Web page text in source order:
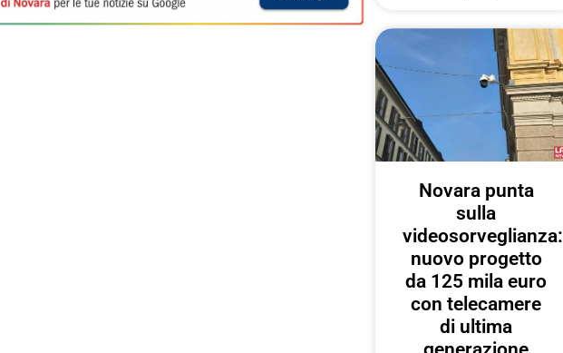
Novara punta
sulla
videosorveglianza:
nuovo progetto
da 125 mila euro
con telecamere
di ultima